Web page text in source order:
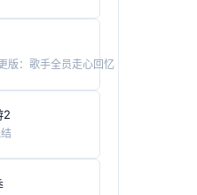
版：歌手全员走心回忆
2